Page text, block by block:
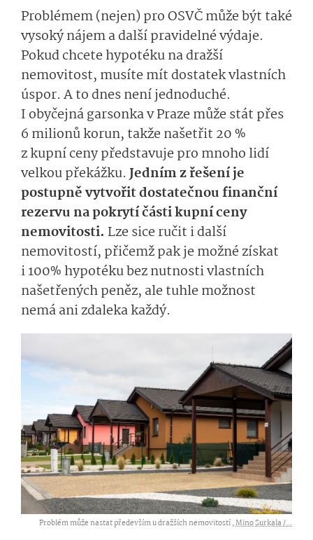
Problémem (nejen) pro OSVČ může být také
vysoký nájem a další pravidelné výdaje.
Pokud chcete hypotéku na dražší
nemovitost, musíte mít dostatek vlastních
úspor. A to dnes není jednoduché.
I obyčejná garsonka v Praze může stát přes
6 milionů korun, takže našetřit 20 %
z kupní ceny představuje pro mnoho lidí
velkou překážku. Jedním z řešení je
postupně vytvořit dostatečnou finanční
rezervu na pokrytí části kupní ceny
nemovitosti. Lze sice ručit i další
nemovitostí, přičemž pak je možné získat
i 100% hypotéku bez nutnosti vlastních
našetřených peněz, ale tuhle možnost
nemá ani zdaleka každý.
Problém může nastat především u dražších nemovitostí ,Mino Surkala /...